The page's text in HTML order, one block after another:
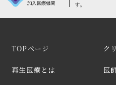
す。
TOPページ
再生医療とは
ク
医